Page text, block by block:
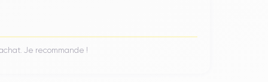
leur budget de choisir un
Je recommande !